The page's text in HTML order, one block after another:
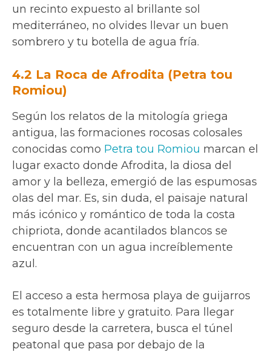
un recinto expuesto al brillante sol
mediterráneo, no olvides llevar un buen
sombrero y tu botella de agua fría.
4.2 La Roca de Afrodita (Petra tou
Romiou)
Según los relatos de la mitología griega
antigua, las formaciones rocosas colosales
conocidas como Petra tou Romiou marcan el
lugar exacto donde Afrodita, la diosa del
amor y la belleza, emergió de las espumosas
olas del mar. Es, sin duda, el paisaje natural
más icónico y romántico de toda la costa
chipriota, donde acantilados blancos se
encuentran con un agua increíblemente
azul.
El acceso a esta hermosa playa de guijarros
es totalmente libre y gratuito. Para llegar
seguro desde la carretera, busca el túnel
peatonal que pasa por debajo de la